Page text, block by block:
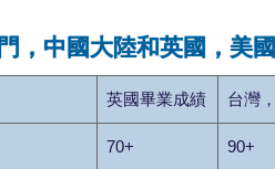
，中國大陸和英國，美
英國畢業成績 台灣
70+ 90+